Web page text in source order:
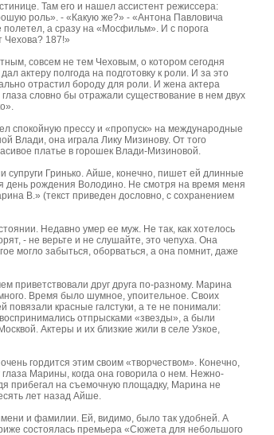
Там его и нашел ассистент режиссера:
роль». - «Какую же?» - «Антона Павловича
полетел, а сразу на «Мосфильм». И с порога
Чехова? 187!»
совсем не тем Чеховым, о котором сегодня
актеру полгода на подготовку к роли. И за это
отрастил бороду для роли. И жена актера
словно бы отражали существование в нем двух
спокойную прессу и «пропуск» на международные
Влади, она играла Лику Мизинову. От того
платье в горошек Влади-Мизиновой.
Гринько. Айше, конечно, пишет ей длинные
день рождения Володино. Не смотря на время меня
В.» (текст приведен дословно, с сохранением
Недавно умер ее муж. Не так, как хотелось
- не верьте и не слушайте, это чепуха. Она
могло забыться, оборваться, а она помнит, даже
приветствовали друг друга по-разному. Марина
Время было шумное, упоительное. Своих
красные галстуки, а те не понимали:
отпрысками «звезды», а были
Актеры и их близкие жили в селе Узкое,
гордится этим своим «творчеством». Конечно,
Марины, когда она говорила о нем. Нежно-
прибегал на съемочную площадку, Марина не
лет назад Айше.
и фамилии. Ей, видимо, было так удобней. А
состоялась премьера «Сюжета для небольшого